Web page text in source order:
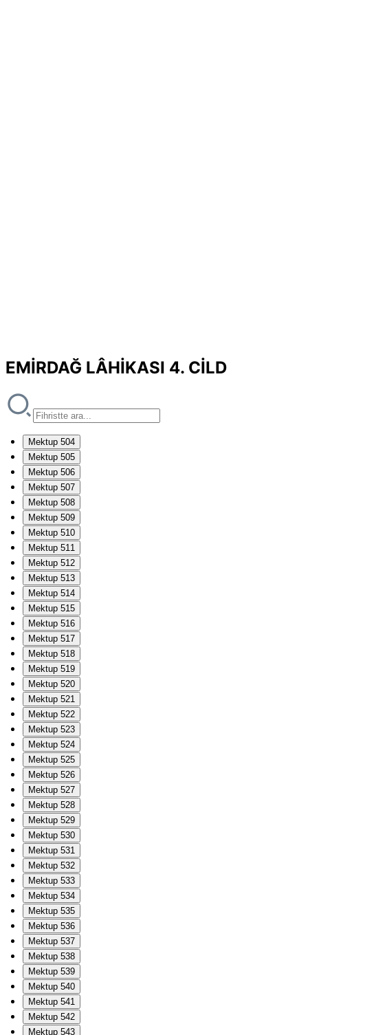
EMİRDAĞ LÂHİKASI 4. CİLD
Mektup 504
Mektup 505
Mektup 506
Mektup 507
Mektup 508
Mektup 509
Mektup 510
Mektup 511
Mektup 512
Mektup 513
Mektup 514
Mektup 515
Mektup 516
Mektup 517
Mektup 518
Mektup 519
Mektup 520
Mektup 521
Mektup 522
Mektup 523
Mektup 524
Mektup 525
Mektup 526
Mektup 527
Mektup 528
Mektup 529
Mektup 530
Mektup 531
Mektup 532
Mektup 533
Mektup 534
Mektup 535
Mektup 536
Mektup 537
Mektup 538
Mektup 539
Mektup 540
Mektup 541
Mektup 542
Mektup 543